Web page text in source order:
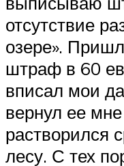
отсутствие
озере».
штраф в 60
вписал мои
вернул ее
растворился
лесу. С тех